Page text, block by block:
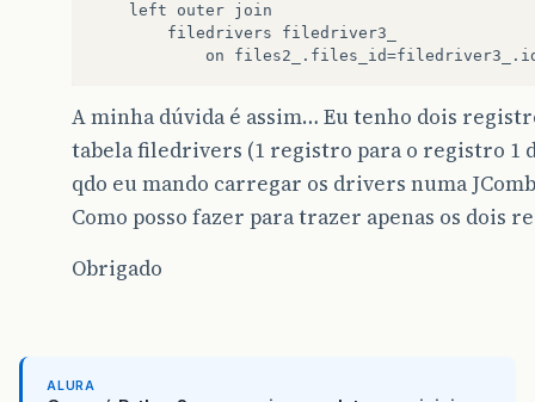
    left outer join
        filedrivers filedriver3_
A minha dúvida é assim… Eu tenho dois
tabela filedrivers (1 registro para o registro 1
qdo eu mando carregar os drivers numa
Como posso fazer para trazer apenas os dois
Obrigado
ALURA